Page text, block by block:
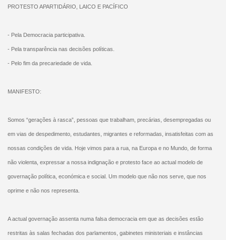
PROTESTO APARTIDÁRIO, LAICO E PACÍFICO
- Pela Democracia participativa.
- Pela transparência nas decisões políticas.
- Pelo fim da precariedade de vida.
MANIFESTO:
Somos “gerações à rasca”, pessoas que trabalham, precárias, desempregadas ou
em vias de despedimento, estudantes, migrantes e reformadas, insatisfeitas com as
nossas condições de vida. Hoje vimos para a rua, na Europa e no Mundo, de forma
não violenta, expressar a nossa indignação e protesto face ao actual modelo de
governação política, económica e social. Um modelo que não nos serve, que nos
oprime e não nos representa.
A actual governação assenta numa falsa democracia em que as decisões estão
restritas às salas fechadas dos parlamentos, gabinetes ministeriais e instâncias